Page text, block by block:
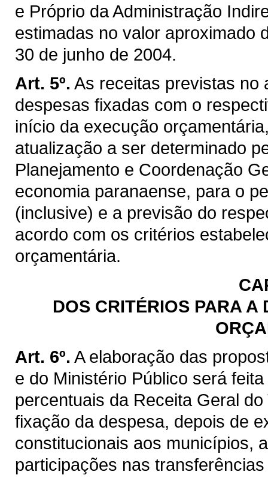
e Próprio da Administração
estimadas no valor aproximado
30 de junho de 2004.
Art. 5º. As receitas previstas no
despesas fixadas com o
início da execução
atualização a ser determinado
Planejamento e Coordenação
economia paranaense, para o
(inclusive) e a previsão do
acordo com os critérios
orçamentária.
DOS CRITÉRIOS PARA A
Art. 6º. A elaboração das
e do Ministério Público será
percentuais da Receita Geral
fixação da despesa, depois de
constitucionais aos municípios,
participações nas